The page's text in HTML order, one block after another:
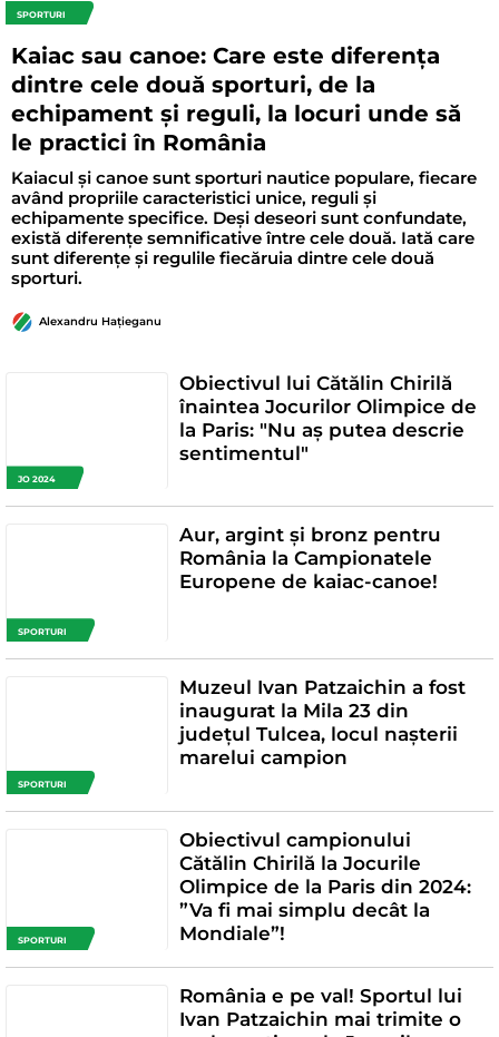
SPORTURI
Kaiac sau canoe: Care este diferența
dintre cele două sporturi, de la
echipament și reguli, la locuri unde să
le practici în România
Kaiacul și canoe sunt sporturi nautice populare, fiecare
având propriile caracteristici unice, reguli și
echipamente specifice. Deși deseori sunt confundate,
există diferențe semnificative între cele două. Iată care
sunt diferențe și regulile fiecăruia dintre cele două
sporturi.
Alexandru Hațieganu
JO 2024
Obiectivul lui Cătălin Chirilă
înaintea Jocurilor Olimpice de
la Paris: "Nu aș putea descrie
sentimentul"
SPORTURI
Aur, argint și bronz pentru
România la Campionatele
Europene de kaiac-canoe!
SPORTURI
Muzeul Ivan Patzaichin a fost
inaugurat la Mila 23 din
județul Tulcea, locul nașterii
marelui campion
SPORTURI
Obiectivul campionului
Cătălin Chirilă la Jocurile
Olimpice de la Paris din 2024:
”Va fi mai simplu decât la
Mondiale”!
România e pe val! Sportul lui
Ivan Patzaichin mai trimite o